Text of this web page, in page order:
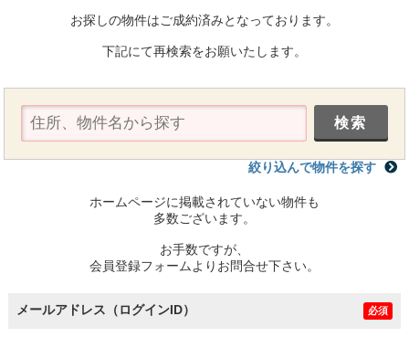
お探しの物件はご成約済みとなっております。
下記にて再検索をお願いたします。
絞り込んで物件を探す
ホームページに掲載されていない物件も
多数ございます。
お手数ですが、
会員登録フォームよりお問合せ下さい。
メールアドレス（ログインID） 必須